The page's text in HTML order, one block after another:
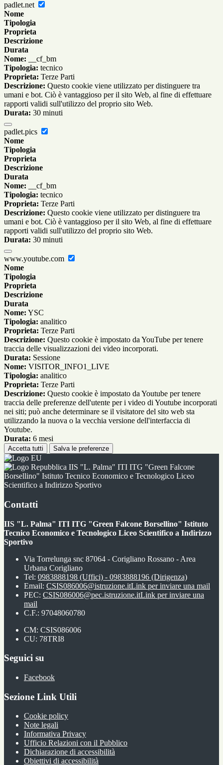
padlet.net
Nome
Tipologia
Proprieta
Descrizione
Durata
Nome: __cf_bm
Tipologia: tecnico
Proprieta: Terze Parti
Descrizione: Questo cookie viene utilizzato per distinguere tra
umani e bot. Ciò è vantaggioso per il sito Web, al fine di effettuare
rapporti validi sull'utilizzo del proprio sito Web.
Durata: 30 minuti
padlet.pics
Nome
Tipologia
Proprieta
Descrizione
Durata
Nome: __cf_bm
Tipologia: tecnico
Proprieta: Terze Parti
Descrizione: Questo cookie viene utilizzato per distinguere tra
umani e bot. Ciò è vantaggioso per il sito Web, al fine di effettuare
rapporti validi sull'utilizzo del proprio sito Web.
Durata: 30 minuti
www.youtube.com
Nome
Tipologia
Proprieta
Descrizione
Durata
Nome: YSC
Tipologia: analitico
Proprieta: Terze Parti
Descrizione: Questo cookie è impostato da YouTube per tenere
traccia delle visualizzazioni dei video incorporati.
Durata: Sessione
Nome: VISITOR_INFO1_LIVE
Tipologia: analitico
Proprieta: Terze Parti
Descrizione: Questo cookie è impostato da Youtube per tenere
traccia delle preferenze dell'utente per i video di Youtube incorporati
nei siti; può anche determinare se il visitatore del sito web sta
utilizzando la nuova o la vecchia versione dell'interfaccia di
Youtube.
Durata: 6 mesi
Accetta tutti Salva le preferenze
IIS "L. Palma" ITI ITG "Green Falcone
Borsellino" Istituto Tecnico Economico e Tecnologico Liceo
Scientifico a Indirizzo Sportivo
Contatti
IIS "L. Palma" ITI ITG "Green Falcone Borsellino" Istituto
Tecnico Economico e Tecnologico Liceo Scientifico a Indirizzo
Sportivo
Via Torrelunga snc 87064 - Corigliano Rossano - Area
Urbana Corigliano
Tel: 0983888198 (Uffici) - 0983888196 (Dirigenza)
Email: CSIS086006@istruzione.itLink per inviare una mail
PEC: CSIS086006@pec.istruzione.itLink per inviare una
mail
C.F.: 97048060780
CM: CSIS086006
CU: 78TRI8
Seguici su
Facebook
Sezione Link Utili
Cookie policy
Note legali
Informativa Privacy
Ufficio Relazioni con il Pubblico
Dichiarazione di accessibilità
Obiettivi di accessibilità